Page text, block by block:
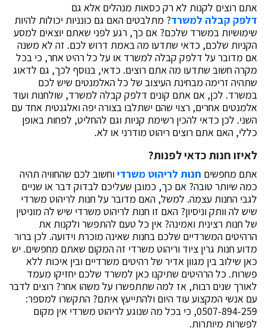
אתם רוצים לקנות לא רק כסאות מנהלים אלא גם
דלפק קבלה למשרד? מתלבטים האם גם כונניות יכולות להיות
שימושיות במשרד שלכם? אם כך, רגע לפני שאתם יוצאים למסע
הקניות שלכם, כדאי שתדעו מה באמת דרוש לכם. זה לא משנה
אם מדובר על דלפק קבלה למשרד או על כל רהיט אחר, כי בכל
מקרה חשוב שתדעו מה אתם רוצים. כדאי, בנוסף לכך, גם לדאוג
שתהיה זרימה מבחינת העיצוב של כל האלמנטים שיש לכם
במשרד. לכן, אם אתם קונים דלפק קבלה למשרד, שולחנות ועוד
אלמנטים אחרים, רצוי שהם ישתלבו בצורה יפה ואלגנטית אחד עם
השני. לכן כדאי להכין רשימת קניות וגם להחליט, לפחות באופן
כללי, האם אתם רוצים ריהוט מודרני או לא.
לאיזו חנות כדאי לפנות?
אתם מחפשים חנות לריהוט משרדיוחשוב לכם שהחוויה תהיה
כמה שיותר טובה? אם כך, כמובן שעליכם לבדוק דבר או שניים
לגבי החנות עצמה. למשל, האם מדובר על חנות לריהוט משרדי
שיש לה וותק וניסיון? האם זו חנות לריהוט משרדי שיש לה מוניטין
של חנות רצינית ואמינה? אין כל טעם להתפשר ולקנות את
הרהיטים המשרדיים שלכם בחנות שאינה מוכרת וידועה. לכן ברור
מדוע חנות גרין ציוד וריהוט משרדי זה המקום שאתם מחפשים. יש
כאן שילוב בין מגוון אדיר של רהיטים משרדיים ובין איכות ללא
פשרות. כל הרהיטים שתיקנו כאן למשרד שלכם יחזיקו מעמד
לאורך שנים רבות, אז למה שתתפשרו על משהו אחר? רוצים לדבר
עם אנשי המקצוע עוד היום ולהתייעץ איתם? התקשרו למספר:
0507-894-259, כי בכל מה שנוגע לריהוט משרדי אין מקום
לפשרות מיותרות.